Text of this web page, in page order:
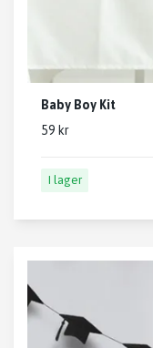
Baby Boy Kit
59 kr
I lager